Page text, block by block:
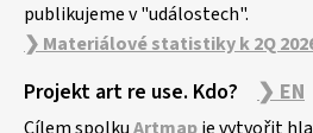
publikujeme v "událostech".
❯ Materiálové statistiky k 2Q
Projekt art re use. Kdo? ❯ EN